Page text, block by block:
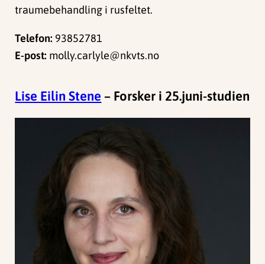
traumebehandling i rusfeltet.
Telefon: 93852781
E-post: molly.carlyle@nkvts.no
Lise Eilin Stene – Forsker i 25.juni-studien